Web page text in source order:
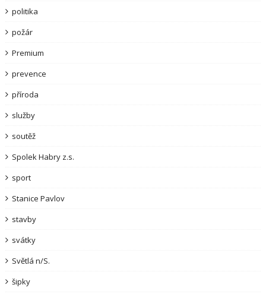
politika
požár
Premium
prevence
příroda
služby
soutěž
Spolek Habry z.s.
sport
Stanice Pavlov
stavby
svátky
Světlá n/S.
šipky